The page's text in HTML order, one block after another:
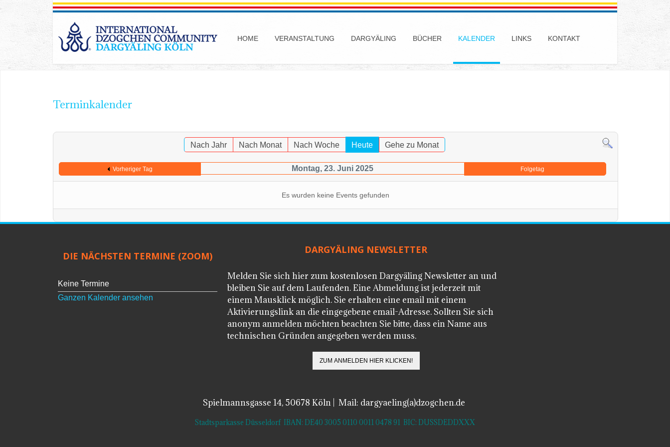
HOME VERANSTALTUNG DARGYÄLING BÜCHER KALENDER LINKS KONTAKT
Terminkalender
Nach Jahr Nach Monat Nach Woche Heute Gehe zu Monat
Vorheriger Tag Montag, 23. Juni 2025 Folgetag
Es wurden keine Events gefunden
DIE NÄCHSTEN TERMINE (ZOOM)
Keine Termine
Ganzen Kalender ansehen
DARGYÄLING NEWSLETTER
Melden Sie sich hier zum kostenlosen Dargyäling Newsletter an und
bleiben Sie auf dem Laufenden. Eine Abmeldung ist jederzeit mit
einem Mausklick möglich. Sie erhalten eine email mit einem
Aktivierungslink an die eingegebene email-Adresse. Sollten Sie sich
anonym anmelden möchten beachten Sie bitte, dass ein Name aus
technischen Gründen angegeben werden muss.
Spielmannsgasse 14, 50678 Köln | Mail: dargyaeling(a)dzogchen.de
Stadtsparkasse Düsseldorf IBAN: DE40 3005 0110 0011 0478 91 BIC: DUSSDEDDXXX